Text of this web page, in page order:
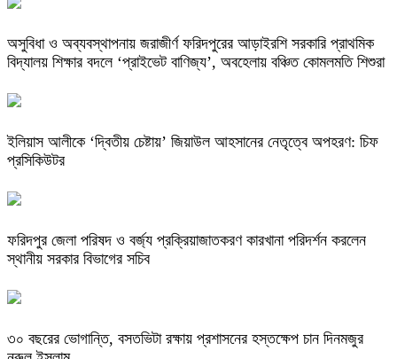
অসুবিধা ও অব্যবস্থাপনায় জরাজীর্ণ ফরিদপুরের আড়াইরশি সরকারি প্রাথমিক
বিদ্যালয় শিক্ষার বদলে ‘প্রাইভেট বাণিজ্য’, অবহেলায় বঞ্চিত কোমলমতি শিশুরা
ইলিয়াস আলীকে ‘দ্বিতীয় চেষ্টায়’ জিয়াউল আহসানের নেতৃত্বে অপহরণ: চিফ
প্রসিকিউটর
ফরিদপুর জেলা পরিষদ ও বর্জ্য প্রক্রিয়াজাতকরণ কারখানা পরিদর্শন করলেন
স্থানীয় সরকার বিভাগের সচিব
৩০ বছরের ভোগান্তি, বসতভিটা রক্ষায় প্রশাসনের হস্তক্ষেপ চান দিনমজুর